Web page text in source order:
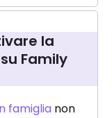
la
Family
famiglia non